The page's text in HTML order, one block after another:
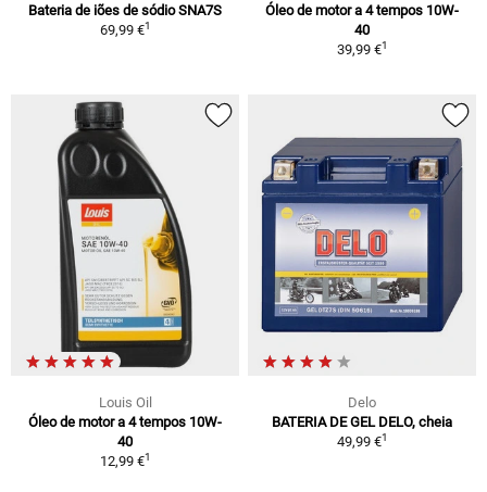
Bateria de iões de sódio SNA7S
69,99 €1
Óleo de motor a 4 tempos 10W-
40
39,99 €1
Louis Oil
Óleo de motor a 4 tempos 10W-
40
12,99 €1
Delo
BATERIA DE GEL DELO, cheia
49,99 €1